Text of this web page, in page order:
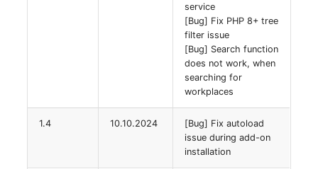
Rechnung
Remote Management
Controller
Routing
Räumlich zugeordnete
Objekte
service
[Bug] Fix PHP 8+ tree
filter issue
[Bug] Search function
does not work, when
searching for
workplaces
1.4 10.10.2024
[Bug] Fix autoload
issue during add-on
installation